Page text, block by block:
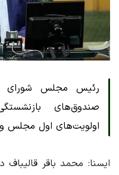
رئیس مجلس شورای
صندوق‌های
اولویت‌های اول مجلس
ایسنا: محمد باقر